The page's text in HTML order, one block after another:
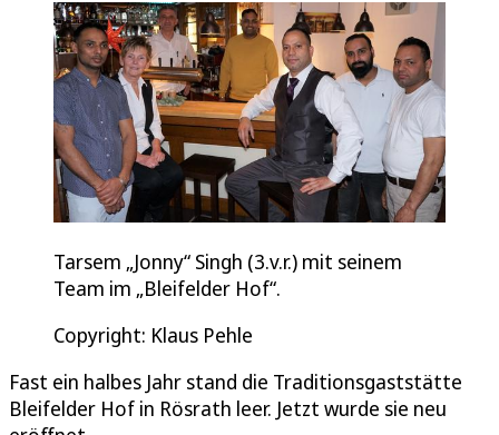
Tarsem „Jonny“ Singh (3.v.r.) mit seinem
Team im „Bleifelder Hof“.
Copyright: Klaus Pehle
Fast ein halbes Jahr stand die Traditionsgaststätte
Bleifelder Hof in Rösrath leer. Jetzt wurde sie neu